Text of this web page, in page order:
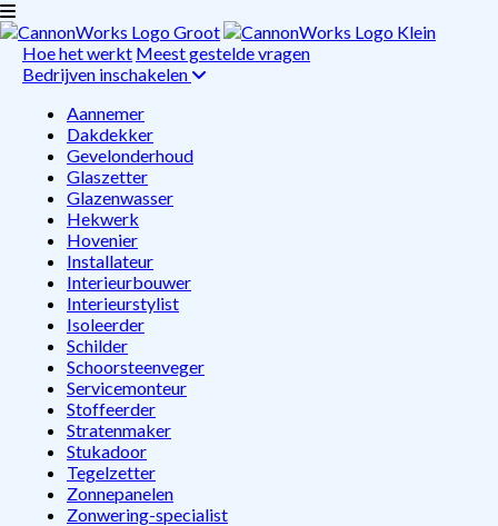
Hoe het werkt Meest gestelde vragen
Bedrijven inschakelen
Aannemer
Dakdekker
Gevelonderhoud
Glaszetter
Glazenwasser
Hekwerk
Hovenier
Installateur
Interieurbouwer
Interieurstylist
Isoleerder
Schilder
Schoorsteenveger
Servicemonteur
Stoffeerder
Stratenmaker
Stukadoor
Tegelzetter
Zonnepanelen
Zonwering-specialist